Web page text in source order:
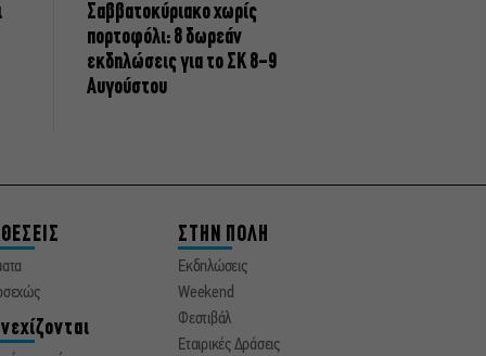
Σαββατοκύριακο χωρίς
πορτοφόλι: 8 δωρεάν
εκδηλώσεις για το ΣΚ 8-9
Αυγούστου
ΣΤΗΝ ΠΟΛΗ
Εκδηλώσεις
Weekend
Φεστιβάλ
Εταιρικές Δράσεις